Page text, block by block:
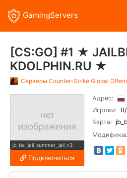
GamingServers
[CS:GO] #1 ★
KDOLPHIN.RU ★
Серверы Counter-Strike Global
jb_ba_jail_summer_jail_v3
Подключиться
Адрес:
Игроки: 0
Карта: